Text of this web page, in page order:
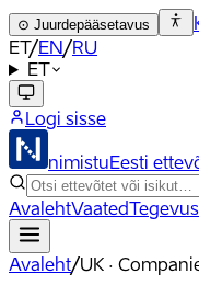
⊙ Juurdepääsetavus
ET/EN/RU
ET
Logi sisse
nimistuEesti
AvalehtVaated
Avaleht/UK ·